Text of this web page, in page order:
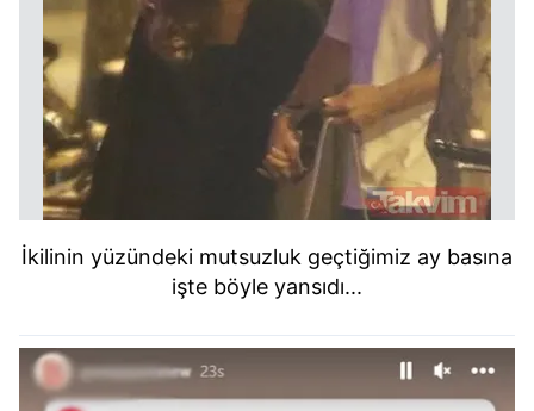
İkilinin yüzündeki mutsuzluk geçtiğimiz ay basına
işte böyle yansıdı...